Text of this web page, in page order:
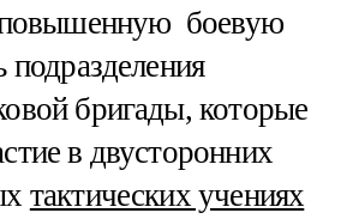
боевую
подразделения
бригады, которые
в двусторонних
тактических учениях